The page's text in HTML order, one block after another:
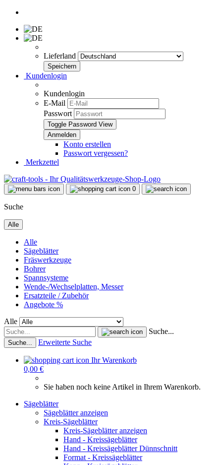
Lieferland
Kundenlogin
Kundenlogin
E-Mail
Passwort
Toggle Password View
Konto erstellen
Passwort vergessen?
Merkzettel
0
Suche
Alle
Alle
Sägeblätter
Fräswerkzeuge
Bohrer
Spannsysteme
Wende-/Wechselplatten, Messer
Ersatzteile / Zubehör
Angebote %
Alle
Suche...
Suche... Erweiterte Suche
Ihr Warenkorb
0,00 €
Sie haben noch keine Artikel in Ihrem Warenkorb.
Sägeblätter
Sägeblätter anzeigen
Kreis-Sägeblätter
Kreis-Sägeblätter anzeigen
Hand - Kreissägeblätter
Hand - Kreissägeblätter Dünnschnitt
Format - Kreissägeblätter